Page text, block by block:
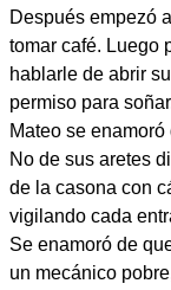
Después empezó
tomar café. Luego
hablarle de abrir
permiso para
Mateo se
No de sus aretes
de la casona con
vigilando cada
Se enamoró de
un mecánico